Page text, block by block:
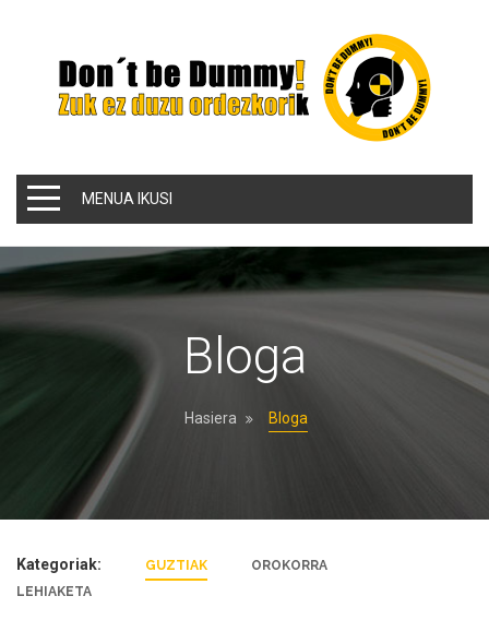
MENUA IKUSI
Bloga
Hasiera Bloga
Kategoriak: GUZTIAK
OROKORRA
LEHIAKETA